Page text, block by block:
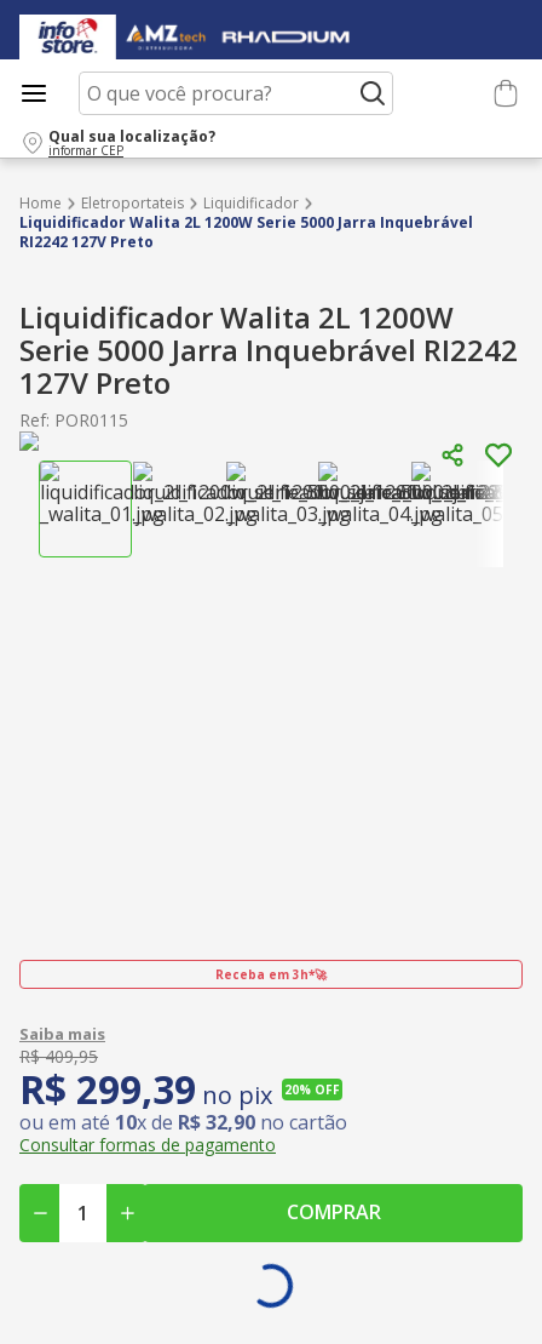
O que você procura?
Qual sua localização?
informar CEP
Eletroportateis
Liquidificador
Liquidificador Walita 2L 1200W Serie 5000 Jarra Inquebrável
RI2242 127V Preto
Liquidificador Walita 2L 1200W
Serie 5000 Jarra Inquebrável RI2242
127V Preto
Ref: POR0115
Receba em 3h*🚀
R$ 409,95
R$ 299,39 no pix 20% OFF
ou em até 10x de R$32,90 no cartão
Consultar formas de pagamento
COMPRAR